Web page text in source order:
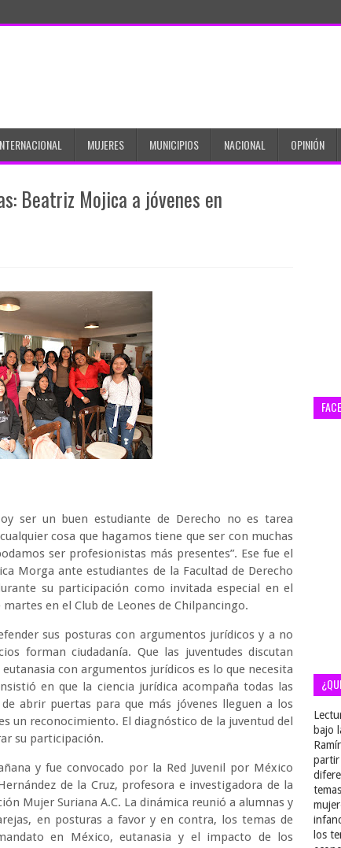
MUJERES MUNICIPIOS NACIONAL OPINIÓN
Beatriz Mojica a jóvenes en
ser un buen estudiante de Derecho no es tarea
cosa que hagamos tiene que ser con muchas
ser profesionistas más presentes”. Ese fue el
Morga ante estudiantes de la Facultad de Derecho
su participación como invitada especial en el
en el Club de Leones de Chilpancingo.
sus posturas con argumentos jurídicos y a no
forman ciudadanía. Que las juventudes discutan
con argumentos jurídicos es lo que necesita
en que la ciencia jurídica acompaña todas las
abrir puertas para que más jóvenes lleguen a los
un reconocimiento. El diagnóstico de la juventud del
su participación.
y fue convocado por la Red Juvenil por México
de la Cruz, profesora e investigadora de la
Mujer Suriana A.C. La dinámica reunió a alumnas y
en posturas a favor y en contra, los temas de
en México, eutanasia y el impacto de los
bajo
partir
los